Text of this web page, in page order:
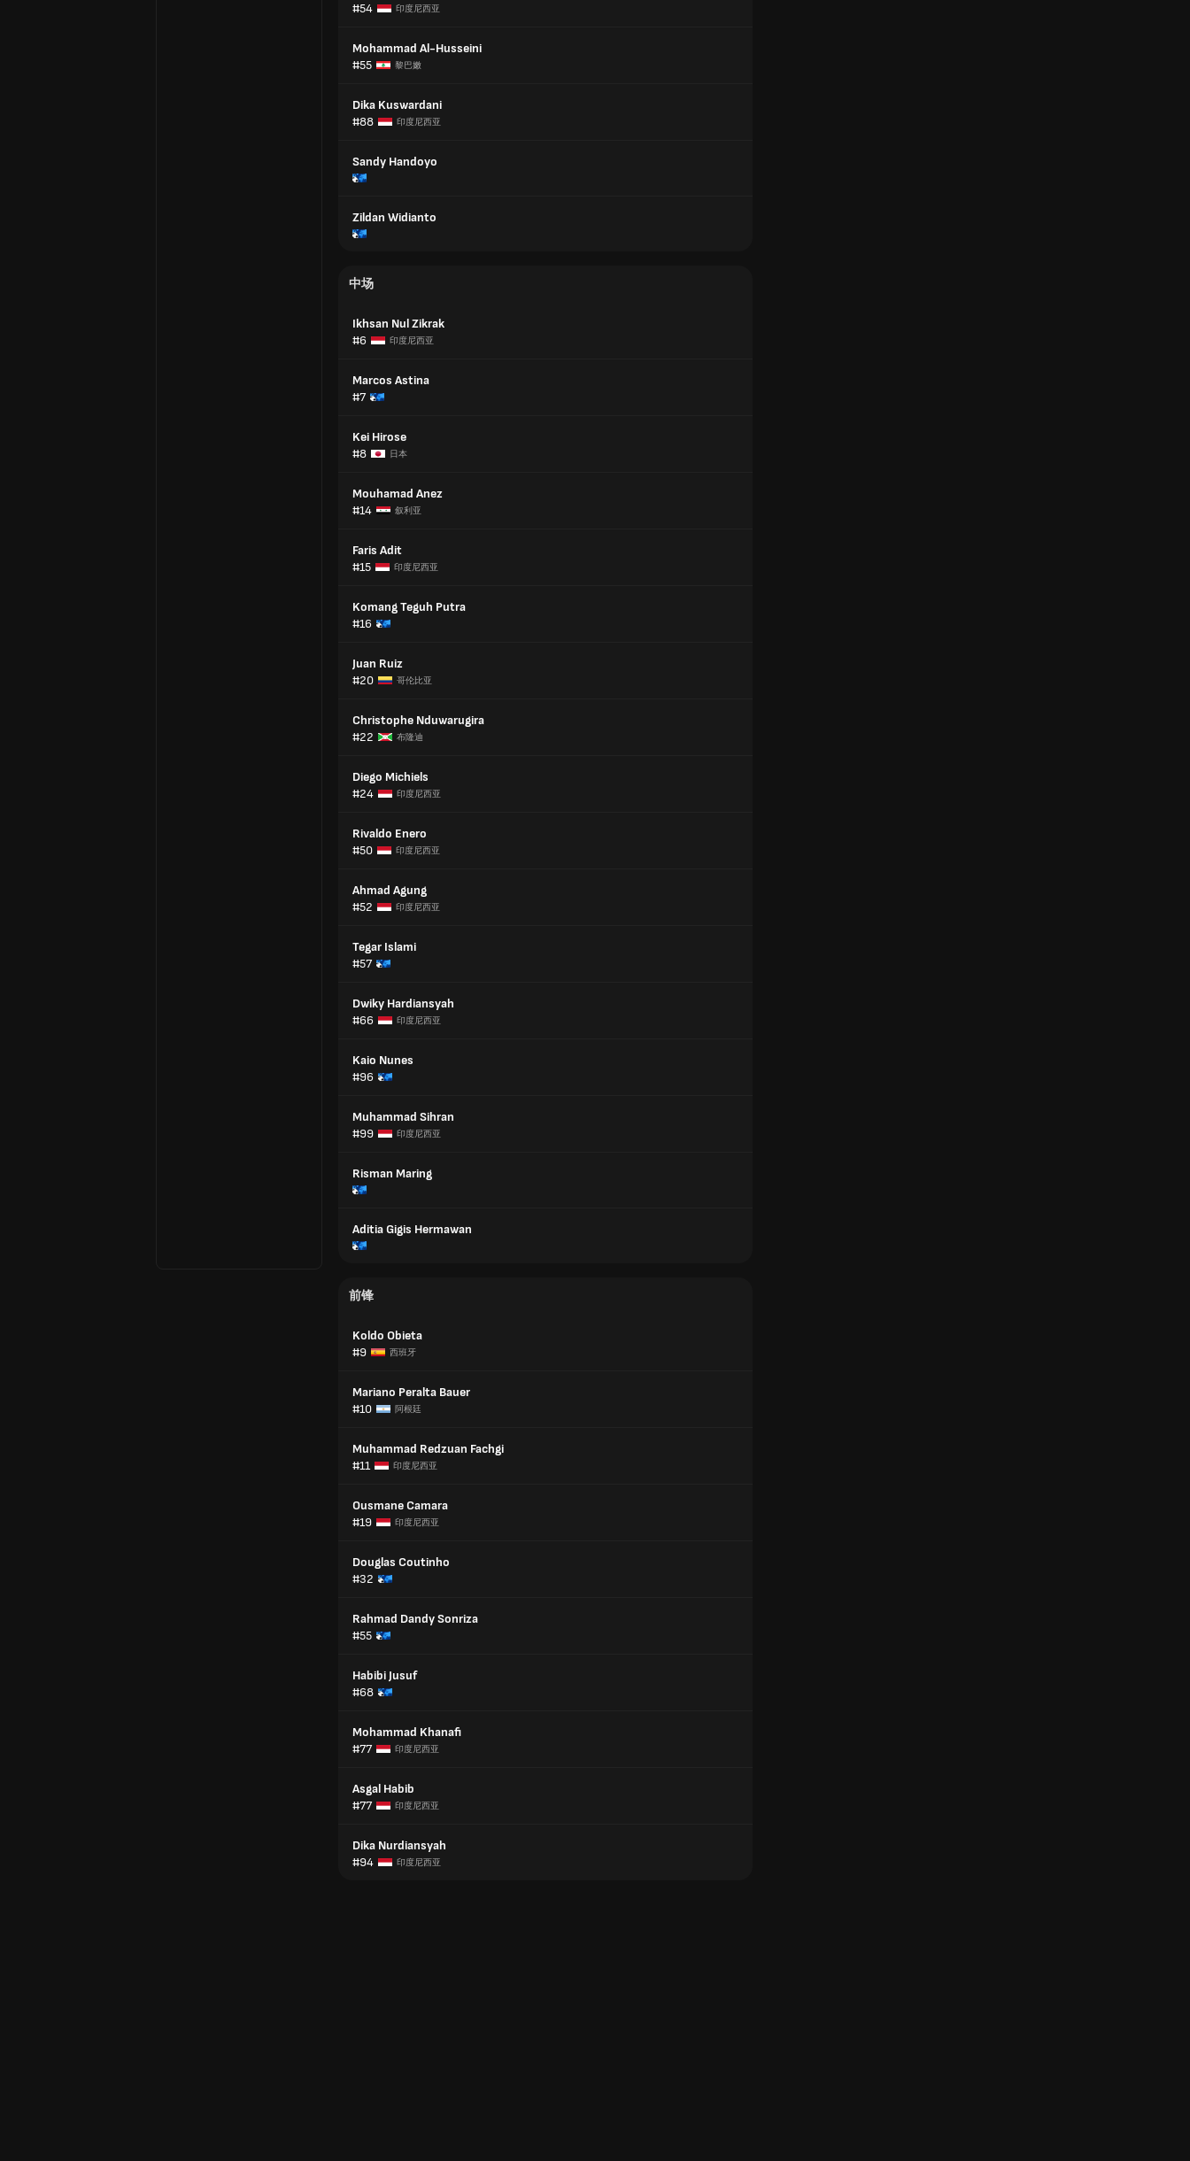
#54
印度尼西亚
Mohammad Al-Husseini
#55
黎巴嫩
Dika Kuswardani
#88
印度尼西亚
Sandy Handoyo
Zildan Widianto
中场
Ikhsan Nul Zikrak
#6
印度尼西亚
Marcos Astina
#7
Kei Hirose
#8
日本
Mouhamad Anez
#14
叙利亚
Faris Adit
#15
印度尼西亚
Komang Teguh Putra
#16
Juan Ruiz
#20
哥伦比亚
Christophe Nduwarugira
#22
布隆迪
Diego Michiels
#24
印度尼西亚
Rivaldo Enero
#50
印度尼西亚
Ahmad Agung
#52
印度尼西亚
Tegar Islami
#57
Dwiky Hardiansyah
#66
印度尼西亚
Kaio Nunes
#96
Muhammad Sihran
#99
印度尼西亚
Risman Maring
Aditia Gigis Hermawan
前锋
Koldo Obieta
#9
西班牙
Mariano Peralta Bauer
#10
阿根廷
Muhammad Redzuan Fachgi
#11
印度尼西亚
Ousmane Camara
#19
印度尼西亚
Douglas Coutinho
#32
Rahmad Dandy Sonriza
#55
Habibi Jusuf
#68
Mohammad Khanafi
#77
印度尼西亚
Asgal Habib
#77
印度尼西亚
Dika Nurdiansyah
#94
印度尼西亚